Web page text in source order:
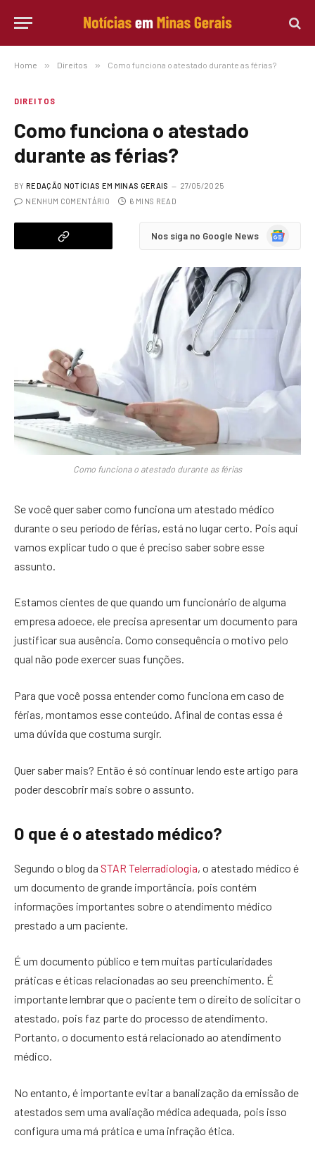
Home » Direitos » Como funciona o atestado durante as férias?
DIREITOS
Como funciona o atestado
durante as férias?
BY REDAÇÃO NOTÍCIAS EM MINAS GERAIS
27/05/2025
NENHUM COMENTÁRIO
6 MINS READ
Nos siga no Google News
Google
Como funciona o atestado durante as férias
Se você quer saber como funciona um atestado médico
durante o seu período de férias, está no lugar certo. Pois aqui
vamos explicar tudo o que é preciso saber sobre esse
assunto.
Estamos cientes de que quando um funcionário de alguma
empresa adoece, ele precisa apresentar um documento para
justificar sua ausência. Como consequência o motivo pelo
qual não pode exercer suas funções.
Para que você possa entender como funciona em caso de
férias, montamos esse conteúdo. Afinal de contas essa é
uma dúvida que costuma surgir.
Quer saber mais? Então é só continuar lendo este artigo para
poder descobrir mais sobre o assunto.
O que é o atestado médico?
Segundo o blog da STAR Telerradiologia, o atestado médico é
um documento de grande importância, pois contém
informações importantes sobre o atendimento médico
prestado a um paciente.
É um documento público e tem muitas particularidades
práticas e éticas relacionadas ao seu preenchimento. É
importante lembrar que o paciente tem o direito de solicitar o
atestado, pois faz parte do processo de atendimento.
Portanto, o documento está relacionado ao atendimento
médico.
No entanto, é importante evitar a banalização da emissão de
atestados sem uma avaliação médica adequada, pois isso
configura uma má prática e uma infração ética.